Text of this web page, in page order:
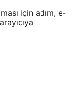
için adım, e-